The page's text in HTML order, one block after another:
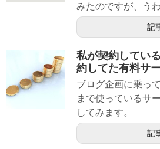
みたのですが、う
記
私が契約してい
約してた有料サ
ブログ企画に乗っ
まで使っているサ
してみます。
記